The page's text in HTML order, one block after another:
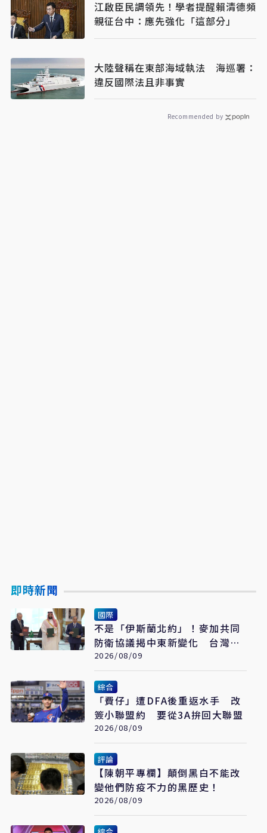
江啟臣民調領先！學者提醒賴清德頻
親征台中：應先強化「這部分」
大陸聲稱在東部海域執法 海巡署：
違反國際法且非事實
Recommended by
即時新聞
國際
不是「伊斯蘭北約」！麥加共同
防衛協議揭中東新變化 台灣該
看懂「多層次安全」
2026/08/09
綜合
「費仔」遭DFA後重返水手 改
簽小聯盟約 要從3A拚回大聯盟
2026/08/09
評論
【陳朝平專欄】顛倒黑白不能改
變他們防疫不力的黑歷史！
2026/08/09